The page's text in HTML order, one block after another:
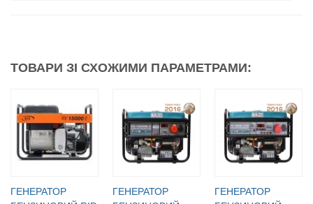
ТОВАРИ ЗІ СХОЖИМИ ПАРАМЕТРАМИ:
ГЕНЕРАТОР
ГЕНЕРАТОР
ГЕНЕРАТОР